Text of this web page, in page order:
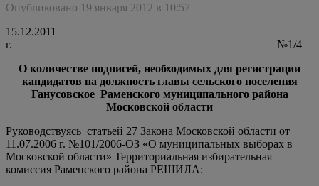
Опубликовано 19 января 2012 в 10:57
15.12.2011
г. №1/4
О количестве подписей, необходимых для регистрации
кандидатов на должность главы сельского поселения
Ганусовское Раменского муниципального района
Московской области
Руководствуясь статьей 27 Закона Московской области от
11.07.2006 г. №101/2006-ОЗ «О муниципальных выборах в
Московской области» Территориальная избирательная
комиссия Раменского района РЕШИЛА: